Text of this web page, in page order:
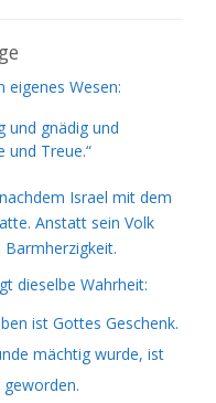
eigenes Wesen:
und gnädig und
und Treue.“
Israel mit dem
Anstatt sein Volk
dieselbe Wahrheit:
ist Gottes Geschenk.
mächtig wurde, ist